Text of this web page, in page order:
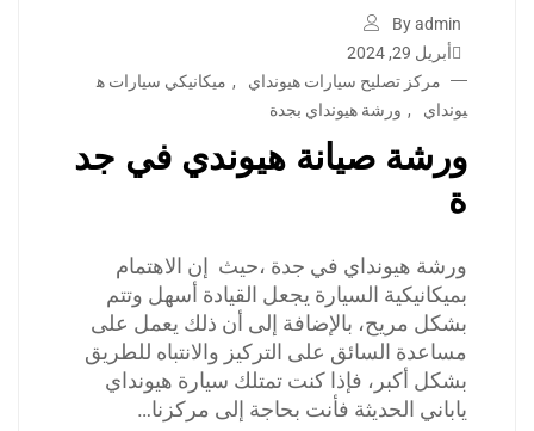
By admin
أبريل 29, 2024
مركز تصليح سيارات هيونداي
, ميكانيكي سيارات ه
يونداي
, ورشة هيونداي بجدة
ورشة صيانة هيوندي في جد
ة
ورشة هيونداي في جدة ،حيث إن الاهتمام
بميكانيكية السيارة يجعل القيادة أسهل وتتم
بشكل مريح، بالإضافة إلى أن ذلك يعمل على
مساعدة السائق على التركيز والانتباه للطريق
بشكل أكبر، فإذا كنت تمتلك سيارة هيونداي
ياباني الحديثة فأنت بحاجة إلى مركزنا…